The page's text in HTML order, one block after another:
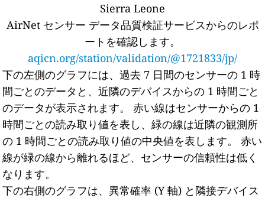
Sierra Leone
AirNet センサー データ品質検証サービスからのレポ
ートを確認します。
aqicn.org/station/validation/@1721833/jp/
下の左側のグラフには、過去 7 日間のセンサーの 1 時
間ごとのデータと、近隣のデバイスからの 1 時間ごと
のデータが表示されます。
赤い線はセンサーからの 1
時間ごとの読み取り値を表し、緑の線は近隣の観測所
の 1 時間ごとの読み取り値の中央値を表します。
赤い
線が緑の線から離れるほど、センサーの信頼性は低く
なります。
下の右側のグラフは、異常確率 (Y 軸) と隣接デバイス